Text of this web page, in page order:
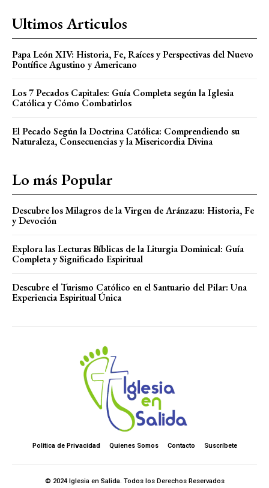
Ultimos Articulos
Papa León XIV: Historia, Fe, Raíces y Perspectivas del Nuevo
Pontífice Agustino y Americano
Los 7 Pecados Capitales: Guía Completa según la Iglesia
Católica y Cómo Combatirlos
El Pecado Según la Doctrina Católica: Comprendiendo su
Naturaleza, Consecuencias y la Misericordia Divina
Lo más Popular
Descubre los Milagros de la Virgen de Aránzazu: Historia, Fe
y Devoción
Explora las Lecturas Bíblicas de la Liturgia Dominical: Guía
Completa y Significado Espiritual
Descubre el Turismo Católico en el Santuario del Pilar: Una
Experiencia Espiritual Única
Politica de Privacidad Quienes Somos Contacto Suscríbete
© 2024 Iglesia en Salida. Todos los Derechos Reservados